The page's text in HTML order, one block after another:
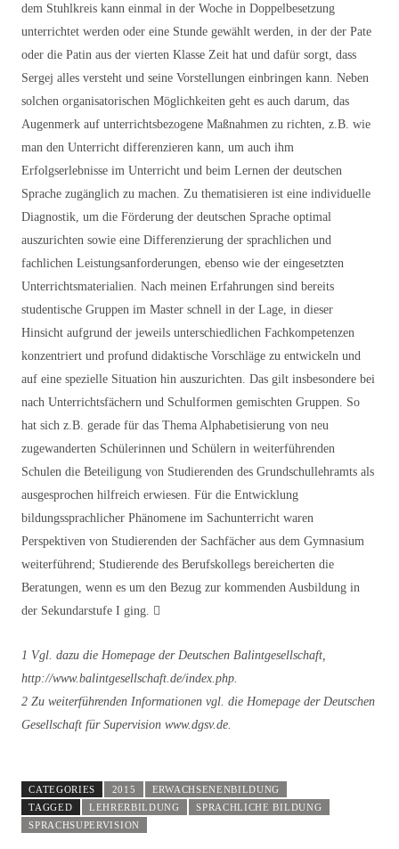
dem Stuhlkreis kann einmal in der Woche in Doppelbesetzung
unterrichtet werden oder eine Stunde gewählt werden, in der der Pate
oder die Patin aus der vierten Klasse Zeit hat und dafür sorgt, dass
Sergej alles versteht und seine Vorstellungen einbringen kann. Neben
solchen organisatorischen Möglichkeiten geht es auch darum, das
Augenmerk auf unterrichtsbezogene Maßnahmen zu richten, z.B. wie
man den Unterricht differenzieren kann, um auch ihm
Erfolgserlebnisse im Unterricht und beim Lernen der deutschen
Sprache zugänglich zu machen. Zu thematisieren ist eine individuelle
Diagnostik, um die Förderung der deutschen Sprache optimal
auszurichten sowie eine Differenzierung der sprachlichen und
fachlichen Leistungsanforderungen, ebenso wie der eingesetzten
Unterrichtsmaterialien. Nach meinen Erfahrungen sind bereits
studentische Gruppen im Master schnell in der Lage, in dieser
Hinsicht aufgrund der jeweils unterschiedlichen Fachkompetenzen
konzentriert und profund didaktische Vorschläge zu entwickeln und
auf eine spezielle Situation hin auszurichten. Das gilt insbesondere bei
nach Unterrichtsfächern und Schulformen gemischten Gruppen. So
hat sich z.B. gerade für das Thema Alphabetisierung von neu
zugewanderten Schülerinnen und Schülern in weiterführenden
Schulen die Beteiligung von Studierenden des Grundschullehramts als
ausgesprochen hilfreich erwiesen. Für die Entwicklung
bildungssprachlicher Phänomene im Sachunterricht waren
Perspektiven von Studierenden der Sachfächer aus dem Gymnasium
weiterführend; Studierende des Berufskollegs bereicherten die
Beratungen, wenn es um den Bezug zur kommenden Ausbildung in
der Sekundarstufe I ging. 
1 Vgl. dazu die Homepage der Deutschen Balintgesellschaft,
http://www.balintgesellschaft.de/index.php.
2 Zu weiterführenden Informationen vgl. die Homepage der Deutschen
Gesellschaft für Supervision www.dgsv.de.
CATEGORIES 2015
ERWACHSENENBILDUNG
TAGGED
LEHRERBILDUNG
SPRACHLICHE BILDUNG
SPRACHSUPERVISION